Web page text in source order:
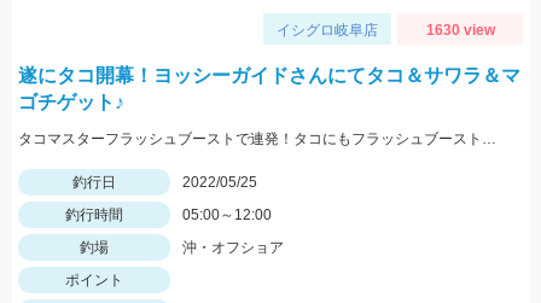
イシグロ岐阜店 1630 view
遂にタコ開幕！ヨッシーガイドさんにてタコ＆サワラ＆マ
ゴチゲット♪
タコマスターフラッシュブーストで連発！タコにもフラッシュブーストが効きます！！
釣行日
2022/05/25
釣行時間
05:00～12:00
釣場
沖・オフショア
ポイント